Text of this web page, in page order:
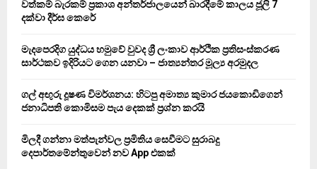
වත්කම් බැරකම් ප්‍රකාශ අන්තර්ජාලයෙන් බාරදීමේ කාලය ජූලි 7
දක්වා දීර්ඝ කෙරේ
මැදපෙරදිග යුද්ධය හමුවේ වුවද ශ්‍රී ලංකාව ආර්ථික ප්‍රතිසංස්කරණ
සාර්ථකව ඉදිරියට ගෙන යනවා – ජාත්‍යන්තර මූල්‍ය අරමුදල
ගල් අඟුරු දූෂණ විමර්ශනය: හිටපු අමාත්‍ය කුමාර ජයකොඩිගෙන්
ජනාධිපති කොමිසම පැය දෙකක් ප්‍රශ්න කරයි
මිලදී ගන්නා මත්පැන්වල ප්‍රමිතිය සෙවීමට සුරාබදු
දෙපාර්තමේන්තුවෙන් නව App එකක්